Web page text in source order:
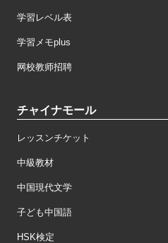
学習レベル表
学習メモplus
网校教师招聘
チャイナモール
レッスンチケット
中級教材
中国現代文学
子ども中国語
HSK検定